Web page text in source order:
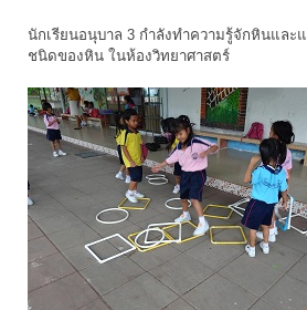
นักเรียนอนุบาล 3 กำลังทำความรู้จักหินและ
ชนิดของหิน ในห้องวิทยาศาสตร์